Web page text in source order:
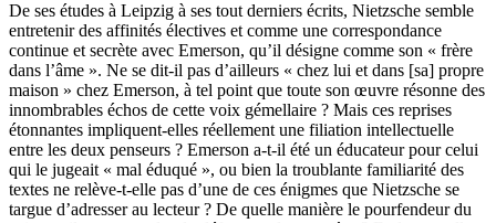
De ses études à Leipzig à ses tout derniers écrits, Nietzsche semble
entretenir des affinités électives et comme une correspondance
continue et secrète avec Emerson, qu’il désigne comme son « frère
dans l’âme ». Ne se dit-il pas d’ailleurs « chez lui et dans [sa] propre
maison » chez Emerson, à tel point que toute son œuvre résonne des
innombrables échos de cette voix gémellaire ? Mais ces reprises
étonnantes impliquent-elles réellement une filiation intellectuelle
entre les deux penseurs ? Emerson a-t-il été un éducateur pour celui
qui le jugeait « mal éduqué », ou bien la troublante familiarité des
textes ne relève-t-elle pas d’une de ces énigmes que Nietzsche se
targue d’adresser au lecteur ? De quelle manière le pourfendeur du